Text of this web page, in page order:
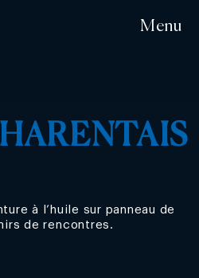
Menu
à l’huile sur panneau de
de rencontres.